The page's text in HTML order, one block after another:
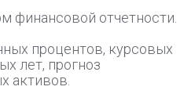
финансовой отчетности.
процентов, курсовых
лет, прогноз
активов.